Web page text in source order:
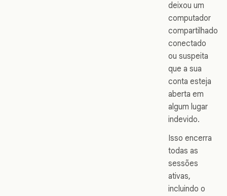
deixou um
computador
compartilhado
conectado
ou suspeita
que a sua
conta esteja
aberta em
algum lugar
indevido.
Isso encerra
todas as
sessões
ativas,
incluindo o